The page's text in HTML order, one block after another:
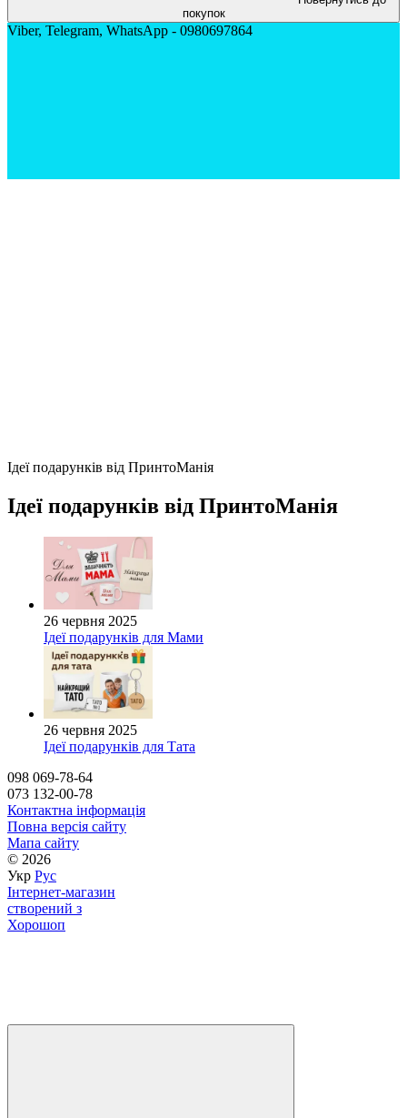
покупок
Viber, Telegram, WhatsApp - 0980697864
Ідеї подарунків від ПринтоМанія
Ідеї подарунків від ПринтоМанія
26 червня 2025
Ідеї подарунків для Мами
26 червня 2025
Ідеї подарунків для Тата
098 069-78-64
073 132-00-78
Контактна інформація
Повна версія сайту
Мапа сайту
© 2026
Укр Рус
Інтернет-магазин
створений з
Хорошоп